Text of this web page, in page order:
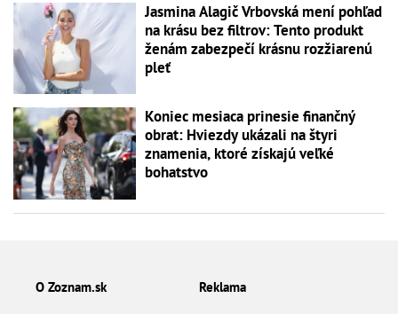
Jasmina Alagič Vrbovská mení pohľad
na krásu bez filtrov: Tento produkt
ženám zabezpečí krásnu rozžiarenú
pleť
Koniec mesiaca prinesie finančný
obrat: Hviezdy ukázali na štyri
znamenia, ktoré získajú veľké
bohatstvo
O Zoznam.sk Reklama